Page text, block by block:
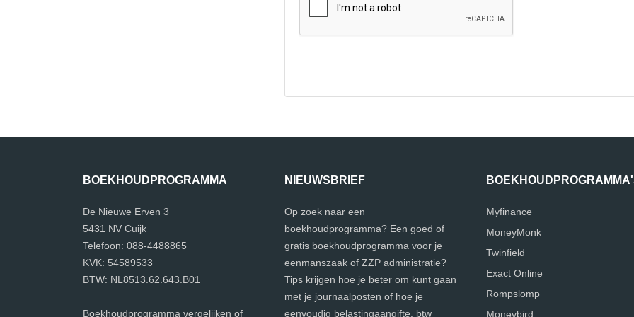
BOEKHOUDPROGRAMMA
De Nieuwe Erven 3
5431 NV Cuijk
Telefoon: 088-4488865
KVK: 54589533
BTW: NL8513.62.643.B01
Boekhoudprogramma vergelijken of
NIEUWSBRIEF
Op zoek naar een
boekhoudprogramma? Een goed of
gratis boekhoudprogramma voor je
eenmanszaak of ZZP administratie?
Tips krijgen hoe je beter om kunt gaan
met je journaalposten of hoe je
eenvoudig belastingaangifte, btw
Myfinance
MoneyMonk
Twinfield
Exact Online
Rompslomp
Moneybird